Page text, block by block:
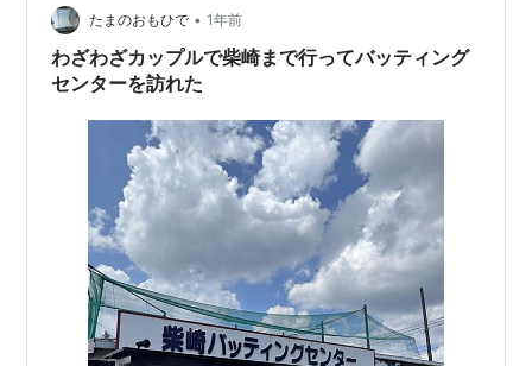
そも芯の位置があやふやでやっていたなと。 言われてみ
れば私もやってなかった。 というかあの芯を触るのはそ
ういう意味があ…
たまのおもひで • 1年前
わざわざカップルで柴崎まで行ってバッティング
センターを訪れた